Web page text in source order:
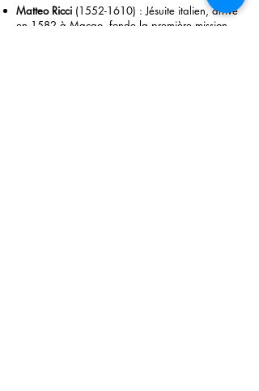
Matteo Ricci (1552-1610) : Jésuite italien, arrive
en 1582 à Macao, fonde la première mission